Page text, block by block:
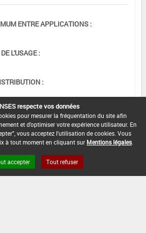
ENTRE APPLICATIONS :
L'USAGE :
:
:
- Aubergine*Trt
phytophages
respecte vos données
pour mesurer la fréquentation du site afin
et d'optimiser votre expérience utilisateur. En
vous acceptez l'utilisation de cookies. Vous
à tout moment en cliquant sur Mentions légales
accepter Tout refuser